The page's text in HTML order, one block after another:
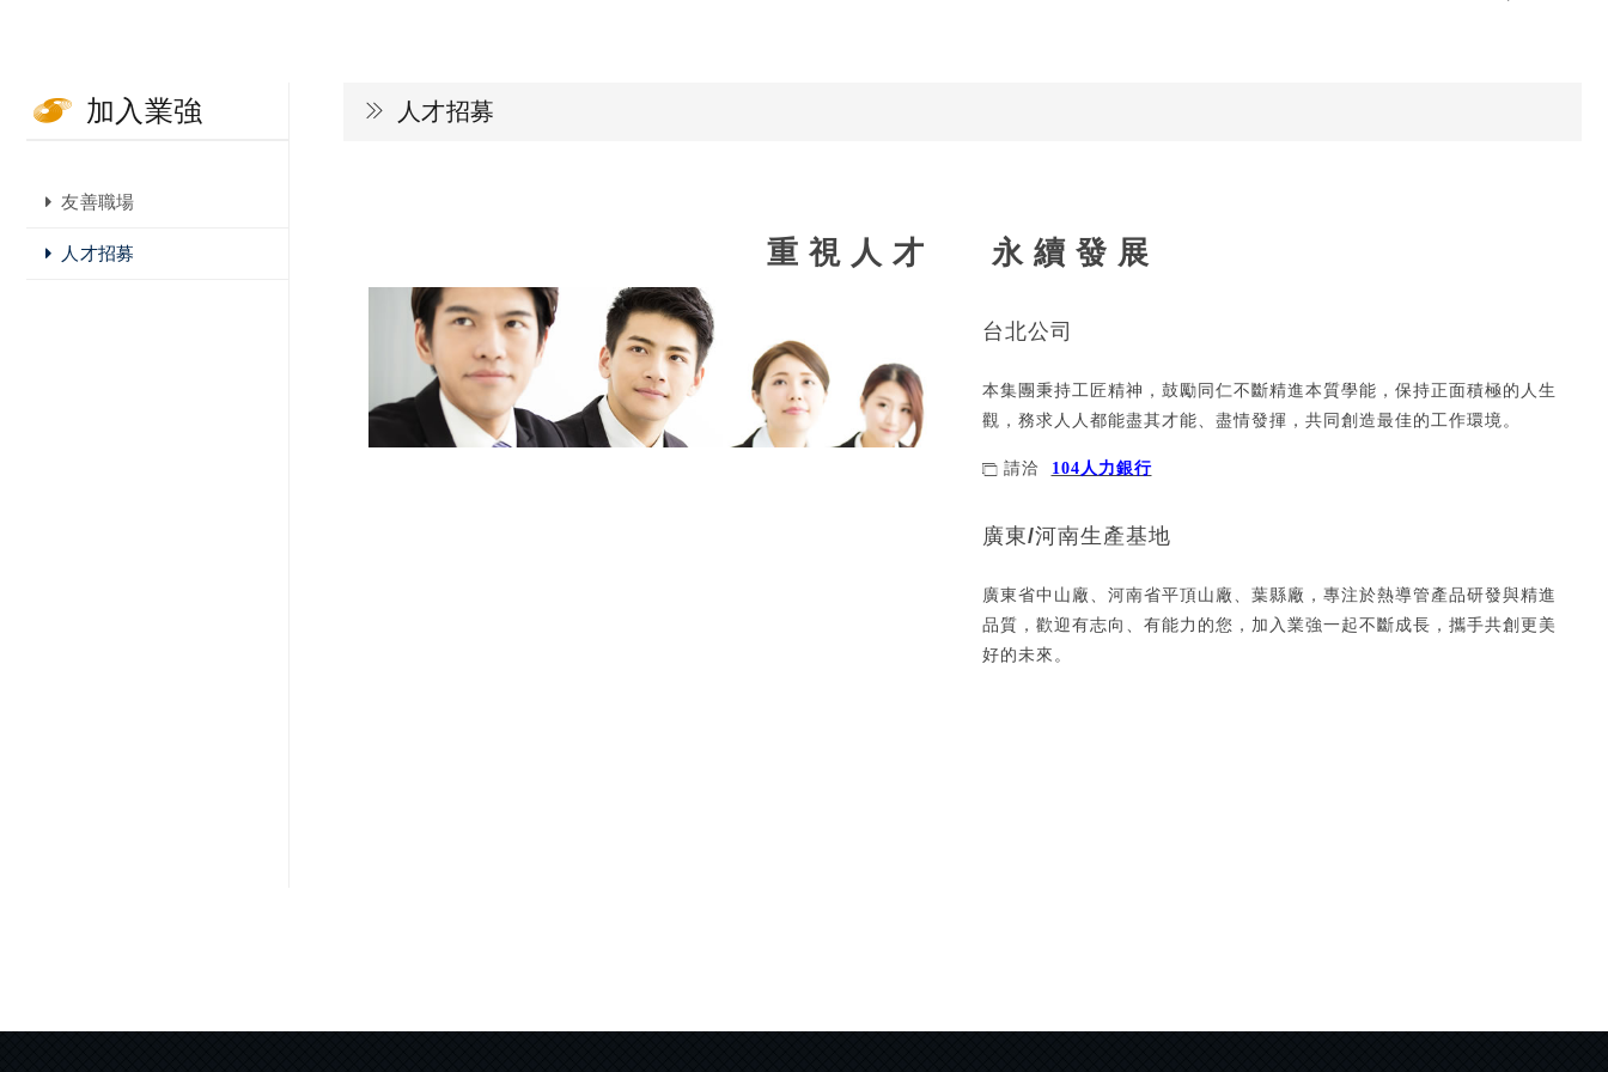
加入業強
友善職場
人才招募
人才招募
重 視 人 才 永 續 發 展
台北公司
本集團秉持工匠精神，鼓勵同仁不斷精進本質學能，保持正面積極的人生
觀，務求人人都能盡其才能、盡情發揮，共同創造最佳的工作環境。
請洽 104人力銀行
廣東/河南生產基地
廣東省中山廠、河南省平頂山廠、葉縣廠，專注於熱導管產品研發與精進
品質，歡迎有志向、有能力的您，加入業強一起不斷成長，攜手共創更美
好的未來。